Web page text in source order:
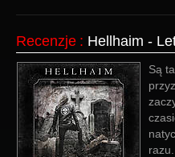
Recenzje : Hellhaim -
Są